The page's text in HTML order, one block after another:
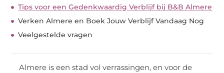
Tips voor een Gedenkwaardig Verblijf bij B&B Almere
Verken Almere en Boek Jouw Verblijf Vandaag Nog
Veelgestelde vragen
Almere is een stad vol verrassingen, en voor de